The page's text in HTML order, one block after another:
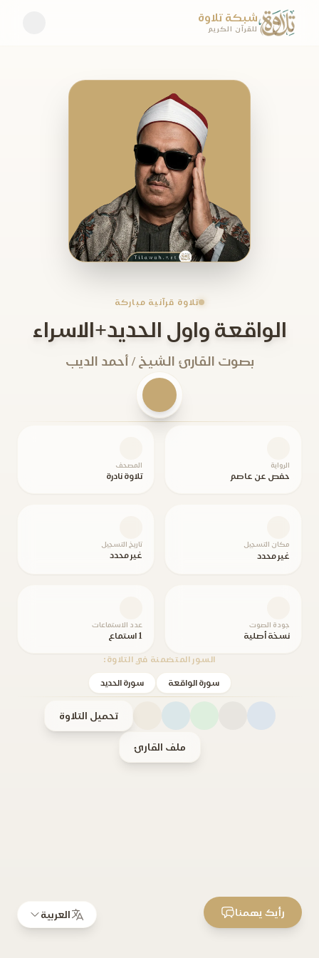
شبكة تلاوة
للقرآن الكريم
تلاوة قرآنية مباركة
الواقعة واول الحديد+الاسراء
بصوت القارئ الشيخ / أحمد الديب
الرواية
حفص عن عاصم
المصحف
تلاوة نادرة
مكان التسجيل
غير محدد
تاريخ التسجيل
غير محدد
جودة الصوت
نسخة أصلية
عدد الاستماعات
1 استماع
السور المتضمنة في التلاوة:
سورة الواقعة سورة الحديد
تحميل التلاوة
ملف القارئ
العربية رأيك يهمنا